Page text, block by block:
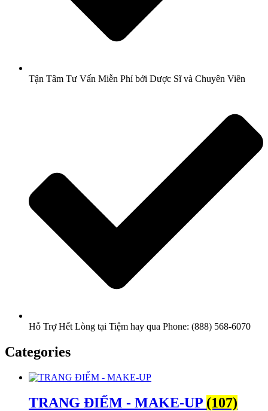
Tận Tâm Tư Vấn Miễn Phí bởi Dược Sĩ và Chuyên Viên
Hỗ Trợ Hết Lòng tại Tiệm hay qua Phone: (888) 568-6070
Categories
TRANG ĐIỂM - MAKE-UP (107)